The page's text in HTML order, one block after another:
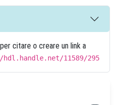
citare o creare un link a
11589/295